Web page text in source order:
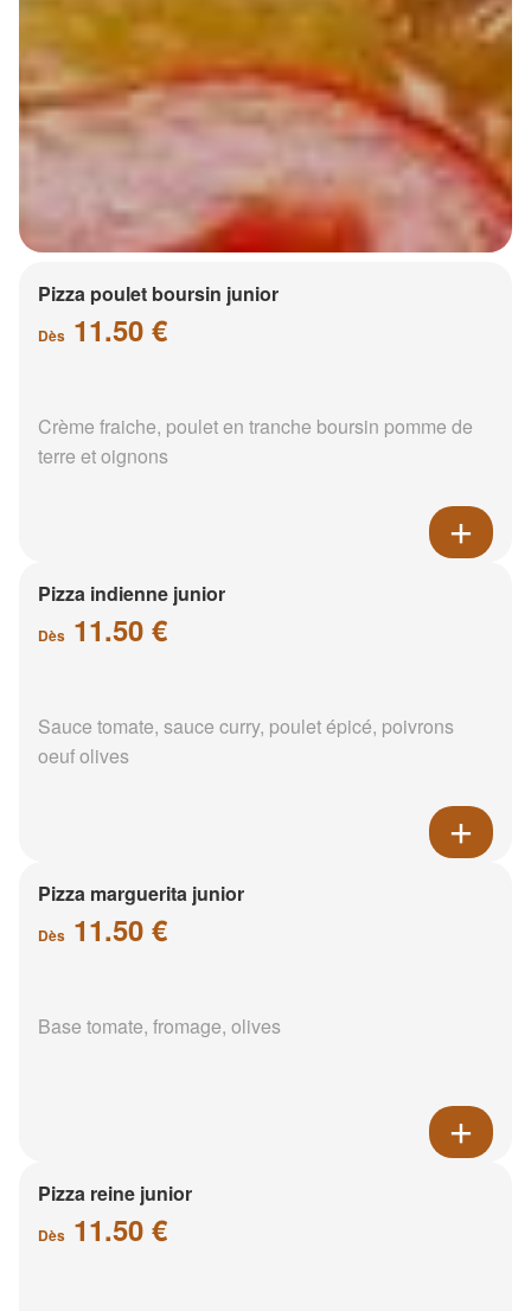
Pizza poulet boursin junior
Dès 11.50 €
Crème fraiche, poulet en tranche boursin pomme de
terre et oignons
Pizza indienne junior
Dès 11.50 €
Sauce tomate, sauce curry, poulet épicé, poivrons
oeuf olives
Pizza marguerita junior
Dès 11.50 €
Base tomate, fromage, olives
Pizza reine junior
Dès 11.50 €